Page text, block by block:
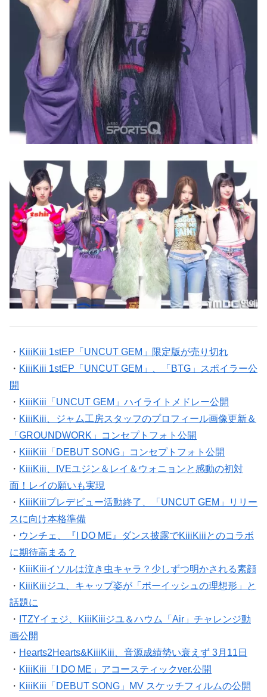
・ KiiiKiii 1stEP「UNCUT GEM」限定版が売り切れ
・ KiiiKiii 1stEP「UNCUT GEM」、「BTG」スポイラー公
開
・ KiiiKiii「UNCUT GEM」ハイライトメドレー公開
・ KiiiKiii、ジャム工房スタッフのプロフィール画像更新＆
「GROUNDWORK」コンセプトフォト公開
・ KiiiKiii「DEBUT SONG」コンセプトフォト公開
・ KiiiKiii、IVEユジン＆レイ＆ウォニョンと感動の初対
面！レイの願いも実現
・ KiiiKiiiプレデビュー活動終了、「UNCUT GEM」リリー
スに向け本格準備
・ ウンチェ、『I DO ME』ダンス披露でKiiiKiiiとのコラボ
に期待高まる？
・ KiiiKiiiイソルは泣き虫キャラ？少しずつ明かされる素顔
・ KiiiKiiiジユ、キャップ姿が「ボーイッシュの理想形」と
話題に
・ ITZYイェジ、KiiiKiiiジユ＆ハウム「Air」チャレンジ動
画公開
・ Hearts2Hearts&KiiiKiii、音源成績勢い衰えず 3月11日
・ KiiiKiii「I DO ME」アコースティックver.公開
・ KiiiKiii「DEBUT SONG」MV スケッチフィルムの公開